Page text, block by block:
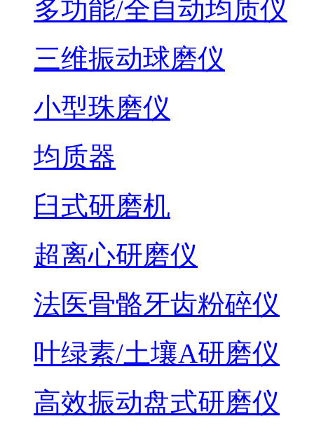
多功能/全自动均质仪
三维振动球磨仪
小型珠磨仪
均质器
臼式研磨机
超离心研磨仪
法医骨骼牙齿粉碎仪
叶绿素/土壤A研磨仪
高效振动盘式研磨仪